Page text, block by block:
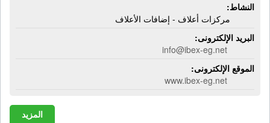
النشاط:
مركزات أعلاف - إضافات الأعلاف
البريد الإلكترونى:
info@ibex-eg.net
الموقع الإلكترونى:
www.ibex-eg.net
المزيد